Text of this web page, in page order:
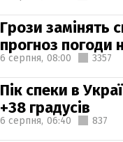
Грози замінять
прогноз погоди
6 серпня, 08:00 3357
Пік спеки в
+38 градусів
6 серпня, 06:40 837